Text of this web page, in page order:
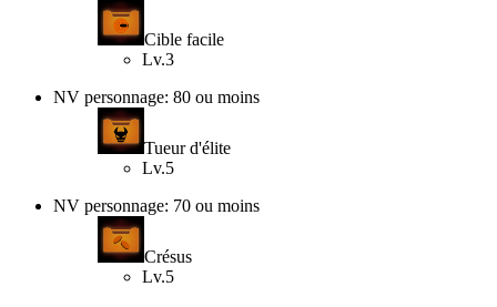
Cible facile
Lv.3
NV personnage: 80 ou moins
Tueur d'élite
Lv.5
NV personnage: 70 ou moins
Crésus
Lv.5